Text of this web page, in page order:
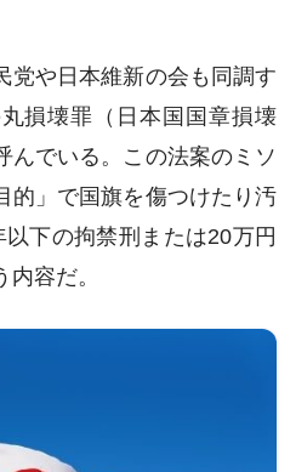
や日本維新の会も同調す
損壊罪（日本国国章損壊
んでいる。この法案のミソ
的」で国旗を傷つけたり汚
下の拘禁刑または20万円
容だ。